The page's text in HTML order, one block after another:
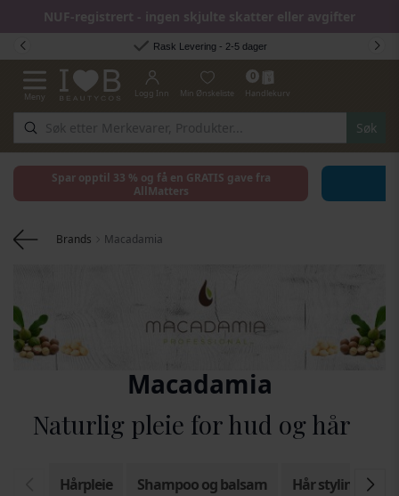
NUF-registrert - ingen skjulte skatter eller avgifter
Hopp til innhold
Rask Levering - 2-5 dager
Toggle Nav
Meny
Søk
Logg Inn Min Ønskeliste
0
Handlekurv
Spar opptil 33 % og få en GRATIS gave fra
AllMatters
Brands Macadamia
Macadamia
Naturlig pleie for hud og hår
Hårpleie Shampoo og balsam Hår styling